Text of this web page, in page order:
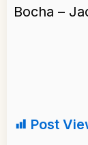
Bocha –
Post